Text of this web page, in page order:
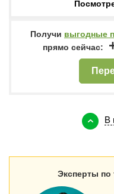
Получи выгодные
прямо сейчас:
В
Эксперты по